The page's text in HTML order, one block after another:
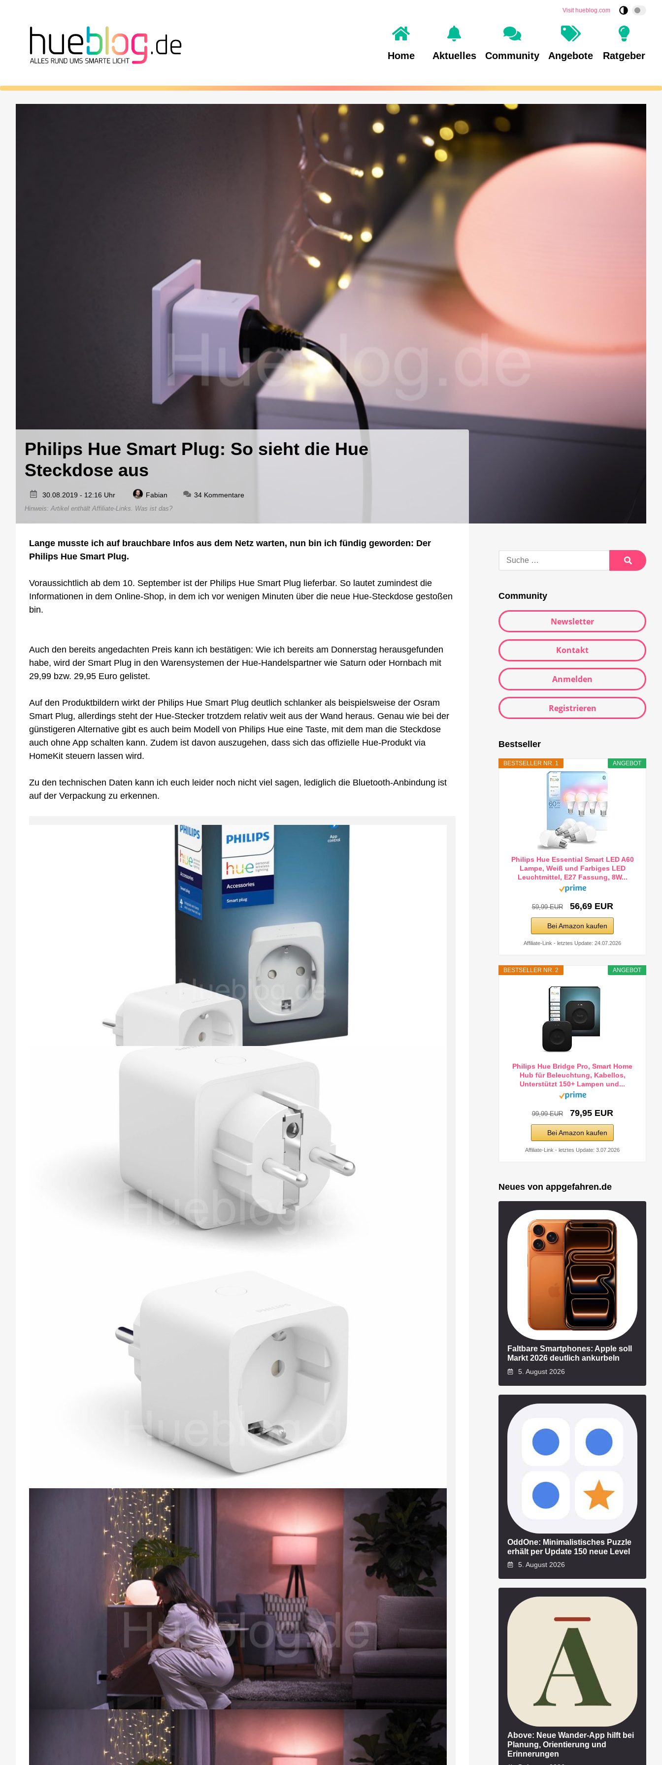
Visit hueblog.com
Home Aktuelles Community Angebote Ratgeber
Philips Hue Smart Plug: So sieht die Hue
Steckdose aus
30.08.2019 - 12:16 Uhr Fabian 34 Kommentare
Smart
So
Steckdose
aus
Hinweis: Artikel enthält Affiliate-Links. Was ist das?
Lange musste ich auf brauchbare Infos aus dem Netz warten, nun bin ich fündig geworden: Der
Philips Hue Smart Plug.
Voraussichtlich ab dem 10. September ist der Philips Hue Smart Plug lieferbar. So lautet zumindest die
Informationen in dem Online-Shop, in dem ich vor wenigen Minuten über die neue Hue-Steckdose gestoßen
bin.
Auch den bereits angedachten Preis kann ich bestätigen: Wie ich bereits am Donnerstag herausgefunden
habe, wird der Smart Plug in den Warensystemen der Hue-Handelspartner wie Saturn oder Hornbach mit
29,99 bzw. 29,95 Euro gelistet.
Auf den Produktbildern wirkt der Philips Hue Smart Plug deutlich schlanker als beispielsweise der Osram
Smart Plug, allerdings steht der Hue-Stecker trotzdem relativ weit aus der Wand heraus. Genau wie bei der
günstigeren Alternative gibt es auch beim Modell von Philips Hue eine Taste, mit dem man die Steckdose
auch ohne App schalten kann. Zudem ist davon auszugehen, dass sich das offizielle Hue-Produkt via
HomeKit steuern lassen wird.
Zu den technischen Daten kann ich euch leider noch nicht viel sagen, lediglich die Bluetooth-Anbindung ist
auf der Verpackung zu erkennen.
Suche
Suche
Community
Newsletter
Kontakt
Anmelden
Registrieren
Bestseller
ANGEBOT
BESTSELLER NR. 1
Philips Hue Essential Smart LED A60
Lampe, Weiß und Farbiges LED
Leuchtmittel, E27 Fassung, 8W...
59,99 EUR 56,69 EUR
Bei Amazon kaufen
Affiliate-Link - letztes Update: 24.07.2026
ANGEBOT
BESTSELLER NR. 2
Philips Hue Bridge Pro, Smart Home
Hub für Beleuchtung, Kabellos,
Unterstützt 150+ Lampen und...
99,99 EUR 79,95 EUR
Bei Amazon kaufen
Affiliate-Link - letztes Update: 3.07.2026
Neues von appgefahren.de
Faltbare Smartphones: Apple soll
Markt 2026 deutlich ankurbeln
5. August 2026
OddOne: Minimalistisches Puzzle
erhält per Update 150 neue Level
5. August 2026
Above: Neue Wander-App hilft bei
Planung, Orientierung und
Erinnerungen